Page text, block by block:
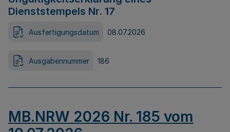
Dienststempels Nr. 17
Ausfertigungsdatum 08.07.2026
Ausgabennummer 186
MB.NRW 2026 Nr. 185 vom